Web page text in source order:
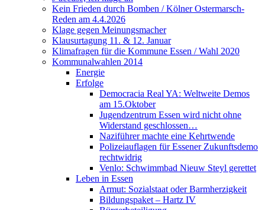
Kein Frieden durch Bomben / Kölner Ostermarsch-
Reden am 4.4.2026
Klage gegen Meinungsmacher
Klausurtagung 11. & 12. Januar
Klimafragen für die Kommune Essen / Wahl 2020
Kommunalwahlen 2014
Energie
Erfolge
Democracia Real YA: Weltweite Demos
am 15.Oktober
Jugendzentrum Essen wird nicht ohne
Widerstand geschlossen…
Naziführer machte eine Kehrtwende
Polizeiauflagen für Essener Zukunftsdemo
rechtwidrig
Venlo: Schwimmbad Nieuw Steyl gerettet
Leben in Essen
Armut: Sozialstaat oder Barmherzigkeit
Bildungspaket – Hartz IV